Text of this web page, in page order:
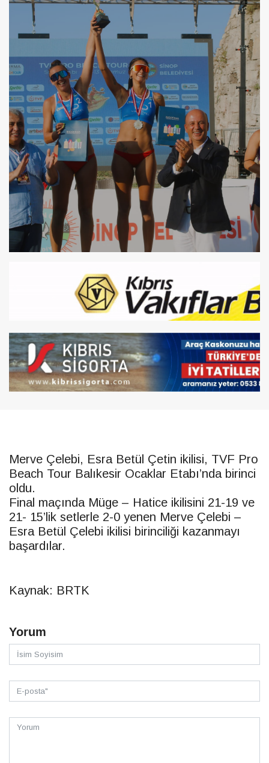
Merve Çelebi, Esra Betül Çetin ikilisi, TVF Pro
Beach Tour Balıkesir Ocaklar Etabı’nda birinci
oldu.
Final maçında Müge – Hatice ikilisini 21-19 ve
21- 15’lik setlerle 2-0 yenen Merve Çelebi –
Esra Betül Çelebi ikilisi birinciliği kazanmayı
başardılar.
Kaynak: BRTK
Yorum